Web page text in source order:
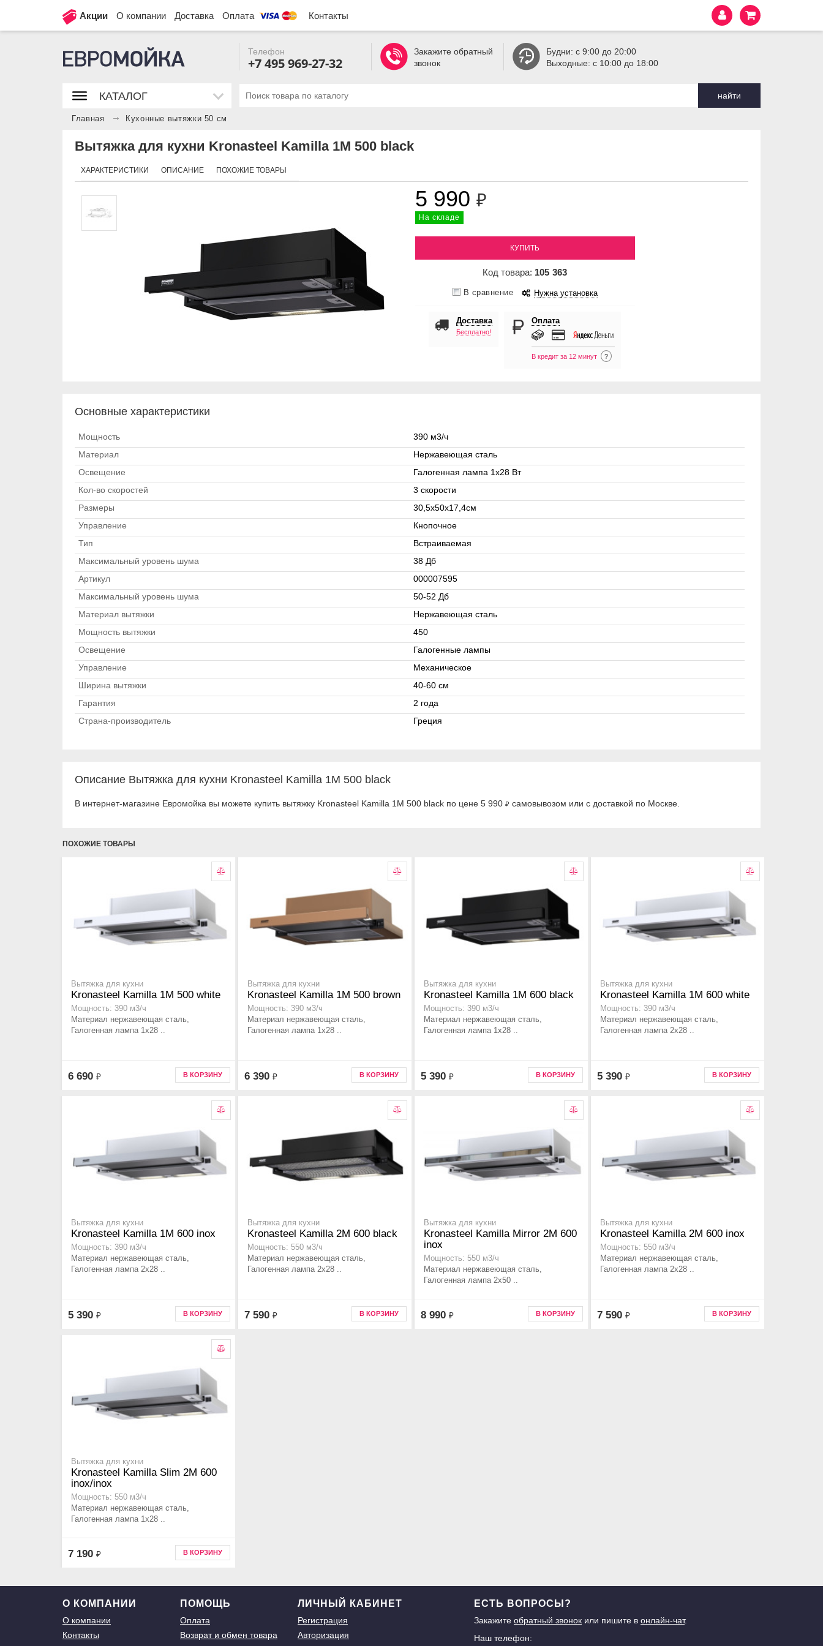
Акции О компании Доставка Оплата Контакты
Телефон
+7 495 969-27-32
Закажите обратный
звонок
Будни: с 9:00 до 20:00
Выходные: с 10:00 до 18:00
найти
КАТАЛОГ
Главная Кухонные вытяжки 50 см
Вытяжка для кухни Kronasteel Kamilla 1M 500 black
ХАРАКТЕРИСТИКИ ОПИСАНИЕ ПОХОЖИЕ ТОВАРЫ
5 990 ₽
На складе
КУПИТЬ
Код товара: 105 363
В сравнение Нужна установка
Доставка
Бесплатно!
Оплата
В кредит за 12 минут ?
Основные характеристики
Мощность
390 м3/ч
Материал
Нержавеющая сталь
Освещение
Галогенная лампа 1x28 Вт
Кол-во скоростей
3 скорости
Размеры
30,5х50х17,4см
Управление
Кнопочное
Тип
Встраиваемая
Максимальный уровень шума
38 Дб
Артикул
000007595
Максимальный уровень шума
50-52 Дб
Материал вытяжки
Нержавеющая сталь
Мощность вытяжки
450
Освещение
Галогенные лампы
Управление
Механическое
Ширина вытяжки
40-60 см
Гарантия
2 года
Страна-производитель
Греция
Описание Вытяжка для кухни Kronasteel Kamilla 1M 500 black
В интернет-магазине Евромойка вы можете купить вытяжку Kronasteel Kamilla 1M 500 black по цене 5 990 ₽ самовывозом или с доставкой по Москве.
ПОХОЖИЕ ТОВАРЫ
Вытяжка для кухни
Kronasteel Kamilla 1M 500 white
Мощность: 390 м3/ч
Материал нержавеющая сталь,
Галогенная лампа 1x28 ..
6 690 ₽ В КОРЗИНУ
Вытяжка для кухни
Kronasteel Kamilla 1M 500 brown
Мощность: 390 м3/ч
Материал нержавеющая сталь,
Галогенная лампа 1x28 ..
6 390 ₽ В КОРЗИНУ
Вытяжка для кухни
Kronasteel Kamilla 1M 600 black
Мощность: 390 м3/ч
Материал нержавеющая сталь,
Галогенная лампа 1x28 ..
5 390 ₽ В КОРЗИНУ
Вытяжка для кухни
Kronasteel Kamilla 1M 600 white
Мощность: 390 м3/ч
Материал нержавеющая сталь,
Галогенная лампа 2x28 ..
5 390 ₽ В КОРЗИНУ
Вытяжка для кухни
Kronasteel Kamilla 1M 600 inox
Мощность: 390 м3/ч
Материал нержавеющая сталь,
Галогенная лампа 2x28 ..
5 390 ₽ В КОРЗИНУ
Вытяжка для кухни
Kronasteel Kamilla 2M 600 black
Мощность: 550 м3/ч
Материал нержавеющая сталь,
Галогенная лампа 2x28 ..
7 590 ₽ В КОРЗИНУ
Вытяжка для кухни
Kronasteel Kamilla Mirror 2M 600
inox
Мощность: 550 м3/ч
Материал нержавеющая сталь,
Галогенная лампа 2x50 ..
8 990 ₽ В КОРЗИНУ
Вытяжка для кухни
Kronasteel Kamilla 2M 600 inox
Мощность: 550 м3/ч
Материал нержавеющая сталь,
Галогенная лампа 2x28 ..
7 590 ₽ В КОРЗИНУ
Вытяжка для кухни
Kronasteel Kamilla Slim 2M 600
inox/inox
Мощность: 550 м3/ч
Материал нержавеющая сталь,
Галогенная лампа 1x28 ..
7 190 ₽ В КОРЗИНУ
О КОМПАНИИ
О компании
Контакты
ПОМОЩЬ
Оплата
Возврат и обмен товара
ЛИЧНЫЙ КАБИНЕТ
Регистрация
Авторизация
ЕСТЬ ВОПРОСЫ?
Закажите обратный звонокили пишите в онлайн-чат.
Наш телефон: